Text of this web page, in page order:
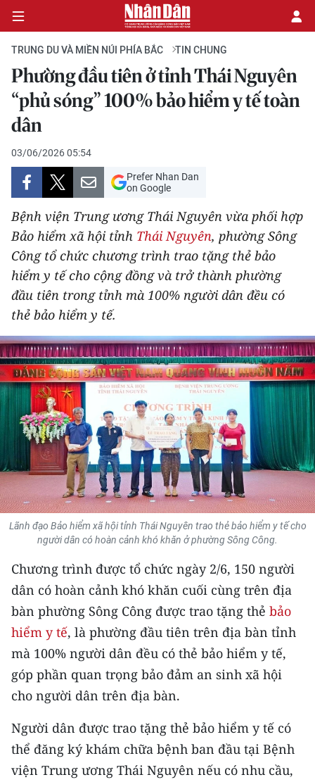
CHÍNH TRỊ
KINH TẾ
VĂN HÓA
XÃ HỘI
PHÁP LUẬT
DU LỊCH
THẾ GIỚI
THỂ THAO
GIÁO DỤC
Y TẾ
KHOA HỌC - CÔNG NGHỆ
MÔI TRƯỜNG
BẠN ĐỌC
KIỂM CHỨNG THÔNG TIN
TRI THỨC CHUYÊN SÂU
54 DÂN TỘC VIỆT NAM
CHƯƠNG TRÌNH OCOP - MỖI XÃ
MỘT SẢN PHẨM
RADIO
MEDIA CENTER
E-Magazine
TRUNG DU VÀ MIỀN NÚI PHÍA BẮC TIN CHUNG
Phường đầu tiên ở tỉnh Thái Nguyên
“phủ sóng” 100% bảo hiểm y tế toàn
dân
03/06/2026 05:54
Prefer Nhan Dan
on Google
Bệnh viện Trung ương Thái Nguyên vừa phối hợp
Bảo hiểm xã hội tỉnh Thái Nguyên, phường Sông
Công tổ chức chương trình trao tặng thẻ bảo
hiểm y tế cho cộng đồng và trở thành phường
đầu tiên trong tỉnh mà 100% người dân đều có
thẻ bảo hiểm y tế.
Lãnh đạo Bảo hiểm xã hội tỉnh Thái Nguyên trao thẻ bảo hiểm y tế cho
người dân có hoàn cảnh khó khăn ở phường Sông Công.
Chương trình được tổ chức ngày 2/6, 150 người
dân có hoàn cảnh khó khăn cuối cùng trên địa
bàn phường Sông Công được trao tặng thẻ bảo
hiểm y tế, là phường đầu tiên trên địa bàn tỉnh
mà 100% người dân đều có thẻ bảo hiểm y tế,
góp phần quan trọng bảo đảm an sinh xã hội
cho người dân trên địa bàn.
Người dân được trao tặng thẻ bảo hiểm y tế có
thể đăng ký khám chữa bệnh ban đầu tại Bệnh
viện Trung ương Thái Nguyên nếu có nhu cầu,